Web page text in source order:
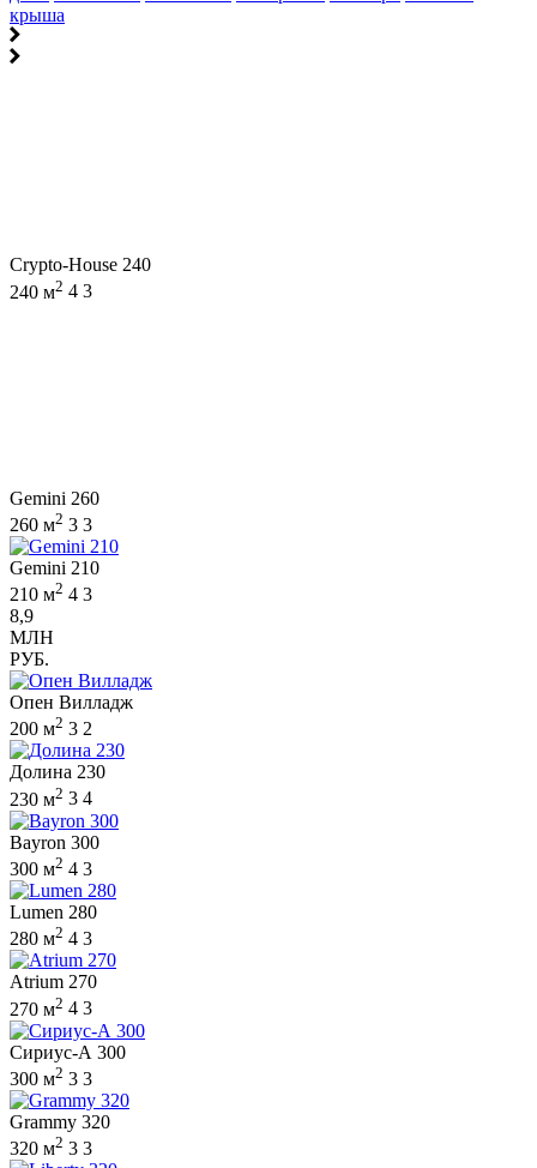
крыша
Crypto-House 240
240 м2 4 3
Gemini 260
260 м2 3 3
Gemini 210
210 м2 4 3
8,9
МЛН
РУБ.
Опен Вилладж
200 м2 3 2
Долина 230
230 м2 3 4
Bayron 300
300 м2 4 3
Lumen 280
280 м2 4 3
Atrium 270
270 м2 4 3
Сириус-А 300
300 м2 3 3
Grammy 320
320 м2 3 3